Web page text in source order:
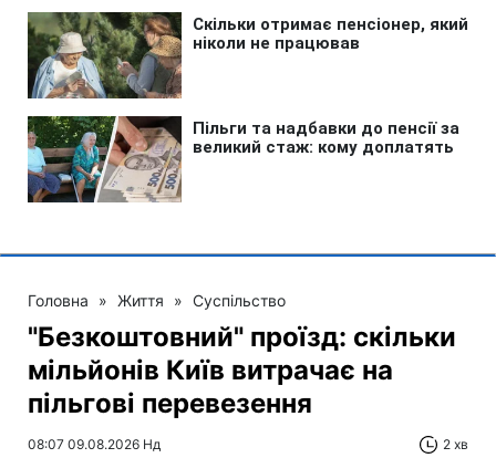
Головна » Життя » Суспільство
"Безкоштовний" проїзд: скільки
мільйонів Київ витрачає на
пільгові перевезення
08:07 09.08.2026 Нд 2 хв